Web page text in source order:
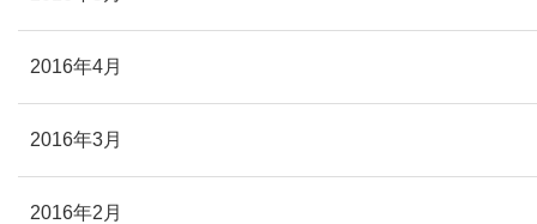
2016年4月
2016年3月
2016年2月